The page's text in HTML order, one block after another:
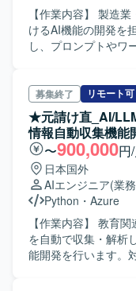
【作業内容】 製造
けるAI機能の開発を
し、プロンプトやワ
トするAIエージェン
仮説を立てて実行・
す。 ■具体的業務内容 プロンプト/ワークフローの開発 精度
評価・チューニング
む） AIのアプリケーション
Product Planning Unit PM6名 【ポジション
発のSaaSプロダク
とができる PdMとの
持って開発ができ
ンジニアが在籍してい
環境】 [使用言語/フ
募集終了 リモート可
★元請け直_AI/
情報自動収集機能
〜900,000円
日本国外
AIエンジニア(業
Python ・ Azure
【作業内容】 教育
を自動で収集・解析
能開発を行います。